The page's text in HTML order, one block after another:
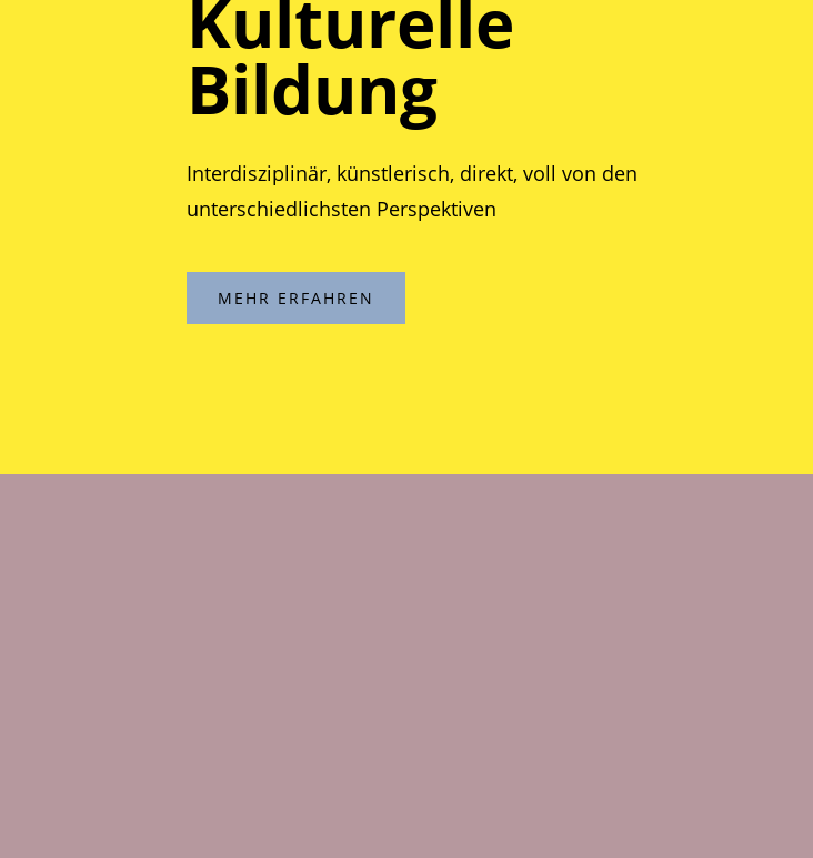
Kulturelle
Bildung
Interdisziplinär, künstlerisch, direkt, voll von den
unterschiedlichsten Perspektiven
MEHR ERFAHREN